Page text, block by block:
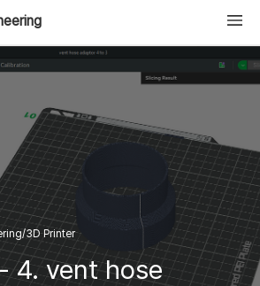
3D Printer
4. vent hose